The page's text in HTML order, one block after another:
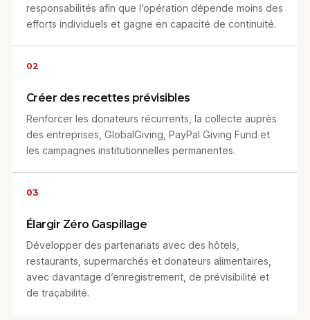
responsabilités afin que l’opération dépende moins des
efforts individuels et gagne en capacité de continuité.
02
Créer des recettes prévisibles
Renforcer les donateurs récurrents, la collecte auprès
des entreprises, GlobalGiving, PayPal Giving Fund et
les campagnes institutionnelles permanentes.
03
Élargir Zéro Gaspillage
Développer des partenariats avec des hôtels,
restaurants, supermarchés et donateurs alimentaires,
avec davantage d’enregistrement, de prévisibilité et
de traçabilité.